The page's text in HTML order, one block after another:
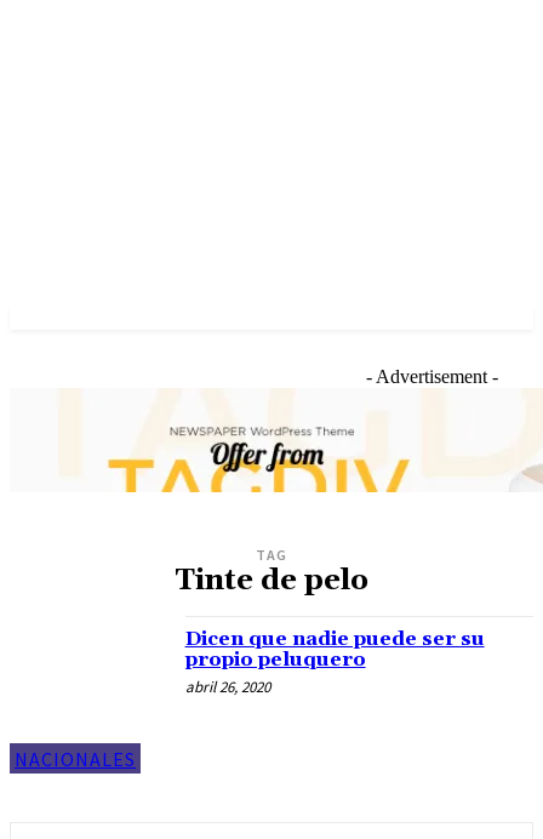
- Advertisement -
TAG
Tinte de pelo
NACIONALES
Dicen que nadie puede ser su
propio peluquero
abril 26, 2020